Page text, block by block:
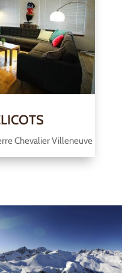
Chevalier Villeneuve